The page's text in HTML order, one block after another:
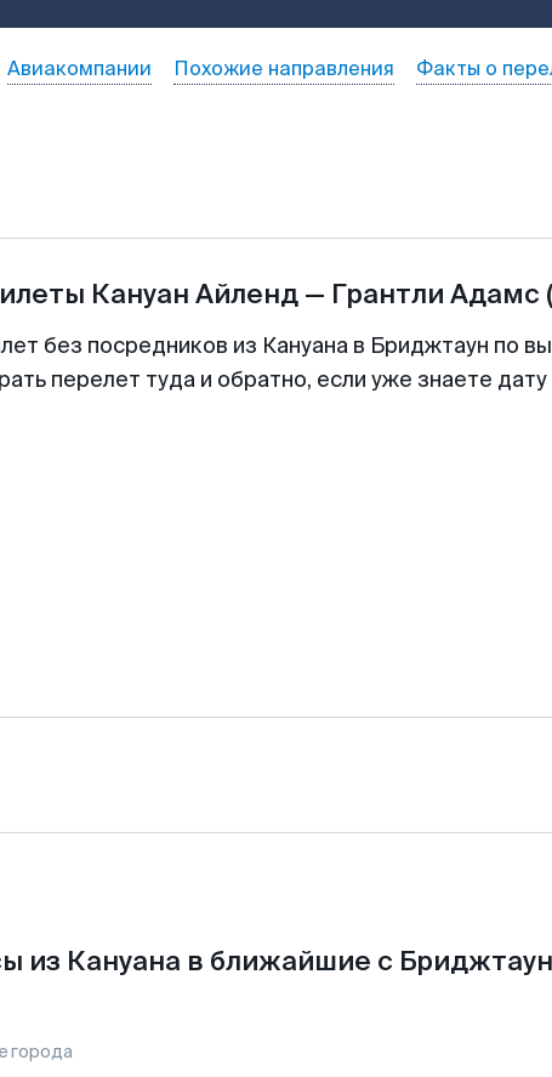
Авиакомпании Похожие направления Факты о
Кануан Айленд — Грантли Адамс
без посредников из Кануана в Бриджтаун по
перелет туда и обратно, если уже знаете
из Кануана в ближайшие с
города